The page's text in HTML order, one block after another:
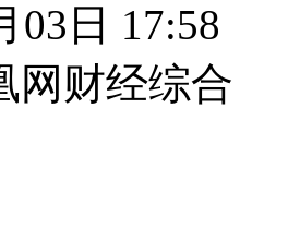
03日 17:58
网财经综合